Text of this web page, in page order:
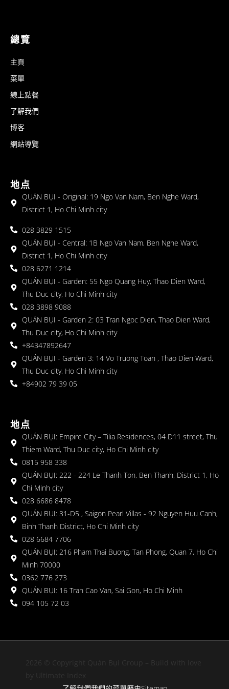
總覽
主頁
菜單
線上點餐
了解我們
博客
網站導覽
地点
QUÁN BỤI - Original: 19 Ngo Van Nam, Ben Nghe Ward,
District 1, Ho Chi Minh city
028 3829 1515
QUÁN BỤI - Central: 1B Ngo Van Nam, Ben Nghe Ward,
District 1, Ho Chi Minh city
028 6271 1214
QUÁN BỤI - Garden: 55 Ngo Quang Huy, Thao Dien Ward,
Thu Duc city, Ho Chi Minh city
028 3898 9088
QUÁN BỤI - Garden 2: 03 Tran Ngoc Dien, Thao Dien Ward,
Thu Duc city, Ho Chi Minh city
+84347892647
QUÁN BỤI - Garden 3: 14 Vo Truong Toan , Thao Dien Ward,
Thu Duc city, Ho Chi Minh city
+84902 79 39 05
地点
QUÁN BỤI: Empire City – Tilia Residences, 04 D11 street, Thu
Thiem Ward, Thu Duc city, Ho Chi Minh city
0815 958 338
QUÁN BỤI: 222 - 224 Le Thanh Ton, Ben Thanh, District 1, Ho
Chi Minh city
028 6686 8478
QUÁN BỤI: 31-D5 , Saigon Pearl Villas - 92 Nguyen Huu Canh,
Binh Thanh District, Ho Chi Minh city
028 6684 7706
QUÁN BỤI: 216 Pham Thai Buong, Tan Phong, Quan 7, Ho Chi
Minh 70000
0362 776 273
QUÁN BỤI: 16 Tran Cao Van, Sai Gon, Ho Chi Minh
094 105 72 03
2026 © Copyright Quán Bụi Group – Build with love
by Ultimate Index